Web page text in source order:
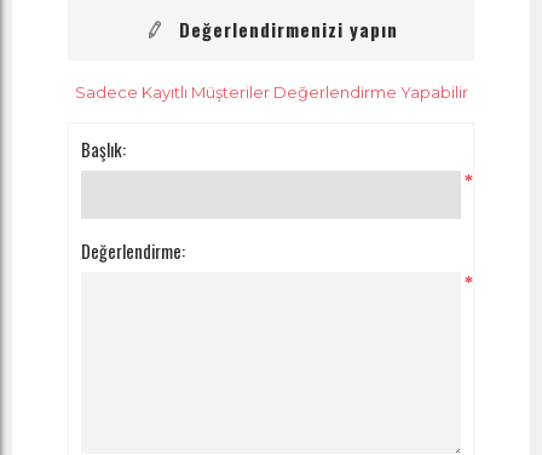
Değerlendirmenizi yapın
Sadece Kayıtlı Müşteriler Değerlendirme Yapabilir
Başlık:
*
Değerlendirme:
*